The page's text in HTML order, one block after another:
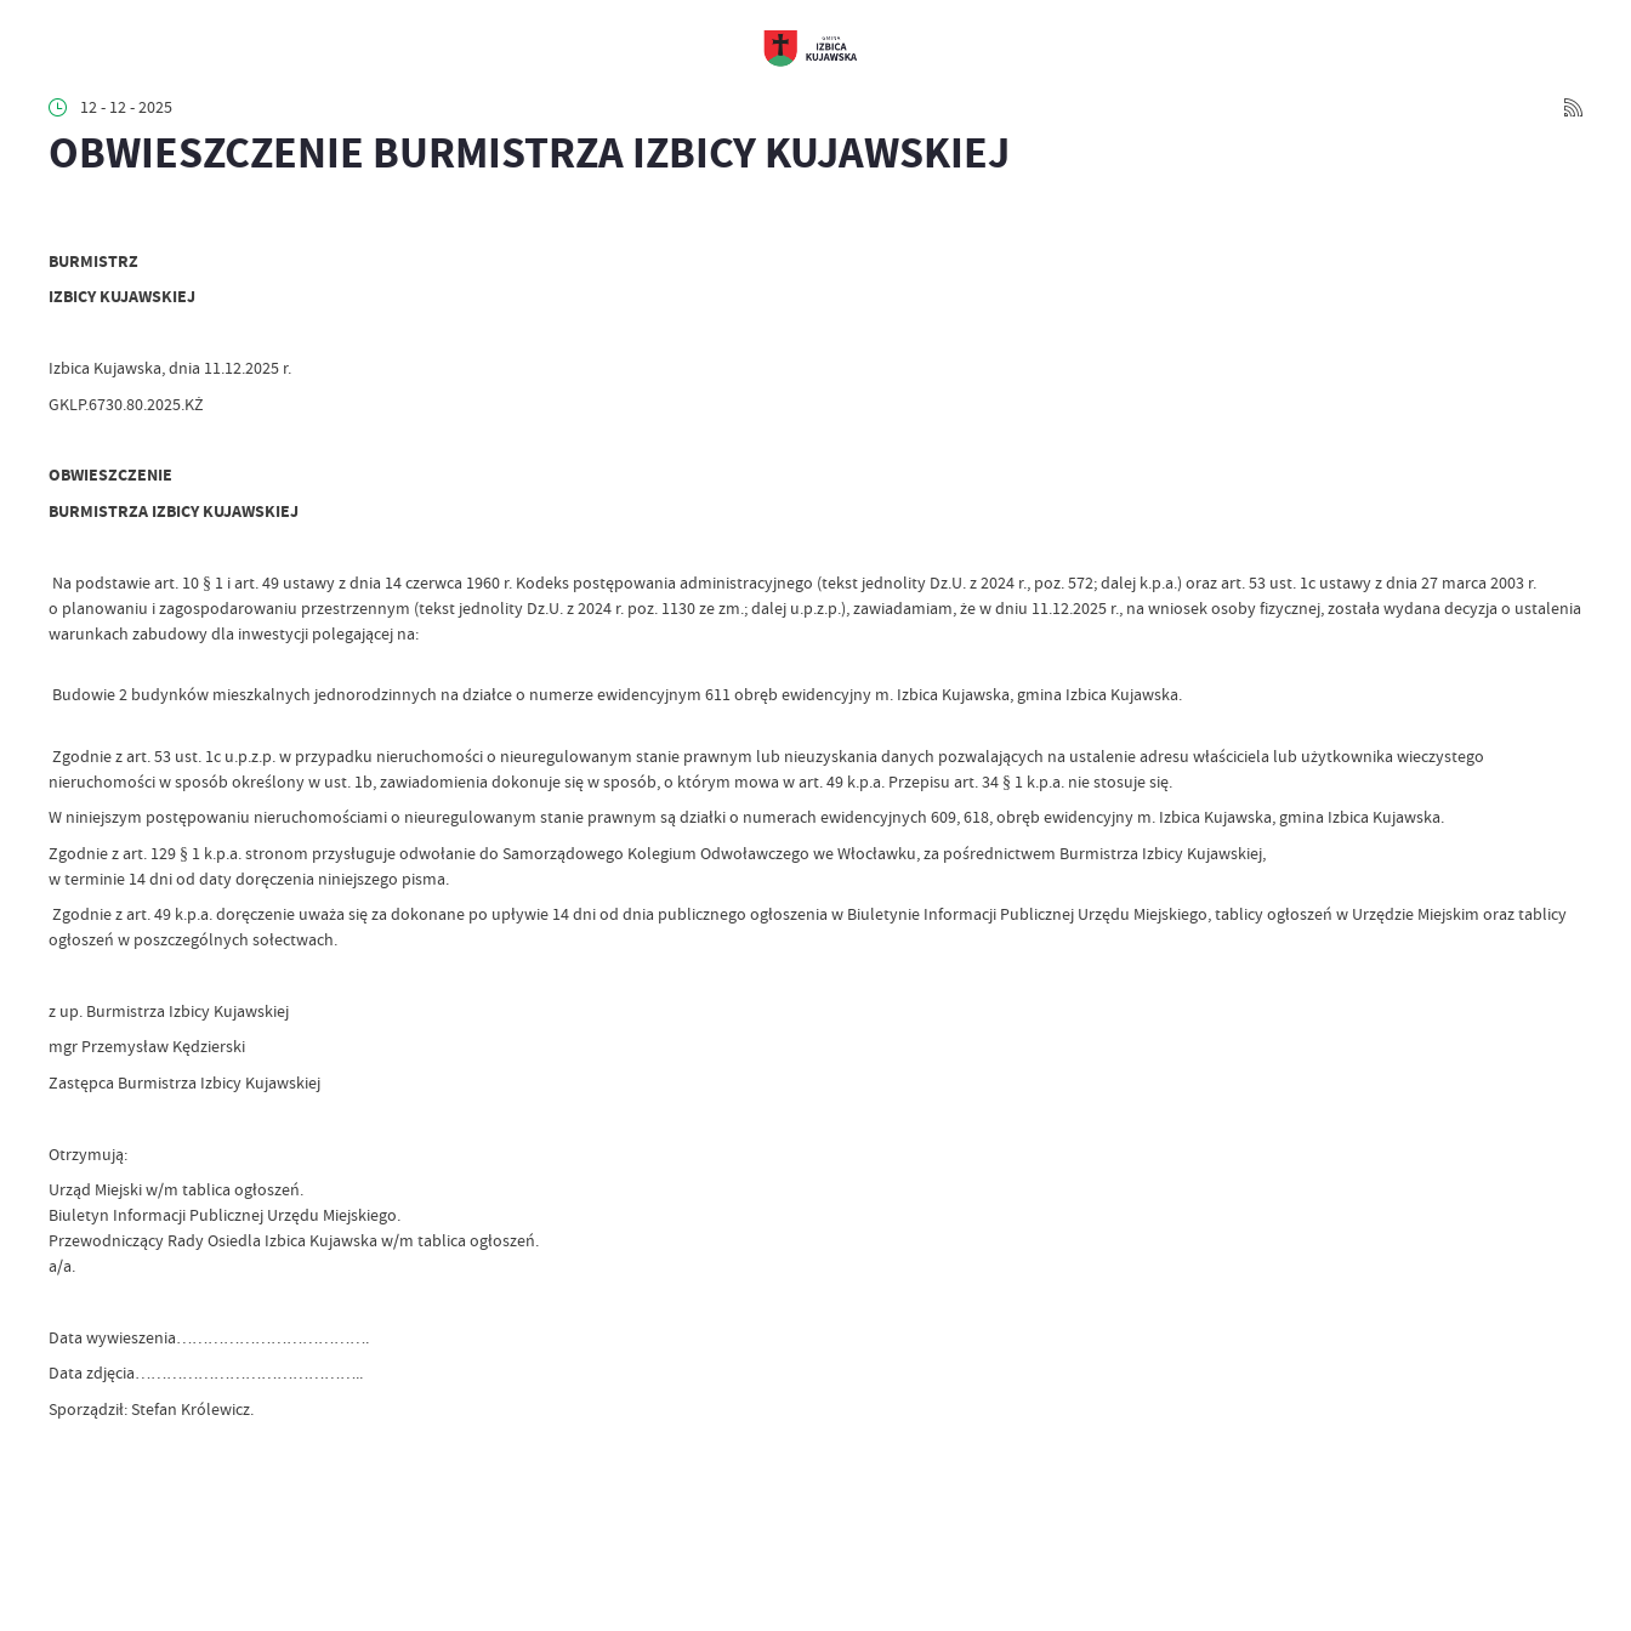
12 - 12 - 2025
OBWIESZCZENIE BURMISTRZA IZBICY KUJAWSKIEJ
BURMISTRZ
IZBICY KUJAWSKIEJ
Izbica Kujawska, dnia 11.12.2025 r.
GKLP.6730.80.2025.KŻ
OBWIESZCZENIE
BURMISTRZA IZBICY KUJAWSKIEJ
Na podstawie art. 10 § 1 i art. 49 ustawy z dnia 14 czerwca 1960 r. Kodeks postępowania administracyjnego (tekst jednolity Dz.U. z 2024 r., poz. 572; dalej k.p.a.) oraz art. 53 ust. 1c ustawy z dnia 27 marca 2003 r.
o planowaniu i zagospodarowaniu przestrzennym (tekst jednolity Dz.U. z 2024 r. poz. 1130 ze zm.; dalej u.p.z.p.), zawiadamiam, że w dniu 11.12.2025 r., na wniosek osoby fizycznej, została wydana decyzja o ustalenia
warunkach zabudowy dla inwestycji polegającej na:
Budowie 2 budynków mieszkalnych jednorodzinnych na działce o numerze ewidencyjnym 611 obręb ewidencyjny m. Izbica Kujawska, gmina Izbica Kujawska.
Zgodnie z art. 53 ust. 1c u.p.z.p. w przypadku nieruchomości o nieuregulowanym stanie prawnym lub nieuzyskania danych pozwalających na ustalenie adresu właściciela lub użytkownika wieczystego
nieruchomości w sposób określony w ust. 1b, zawiadomienia dokonuje się w sposób, o którym mowa w art. 49 k.p.a. Przepisu art. 34 § 1 k.p.a. nie stosuje się.
W niniejszym postępowaniu nieruchomościami o nieuregulowanym stanie prawnym są działki o numerach ewidencyjnych 609, 618, obręb ewidencyjny m. Izbica Kujawska, gmina Izbica Kujawska.
Zgodnie z art. 129 § 1 k.p.a. stronom przysługuje odwołanie do Samorządowego Kolegium Odwoławczego we Włocławku, za pośrednictwem Burmistrza Izbicy Kujawskiej,
w terminie 14 dni od daty doręczenia niniejszego pisma.
Zgodnie z art. 49 k.p.a. doręczenie uważa się za dokonane po upływie 14 dni od dnia publicznego ogłoszenia w Biuletynie Informacji Publicznej Urzędu Miejskiego, tablicy ogłoszeń w Urzędzie Miejskim oraz tablicy
ogłoszeń w poszczególnych sołectwach.
z up. Burmistrza Izbicy Kujawskiej
mgr Przemysław Kędzierski
Zastępca Burmistrza Izbicy Kujawskiej
Otrzymują:
Urząd Miejski w/m tablica ogłoszeń.
Biuletyn Informacji Publicznej Urzędu Miejskiego.
Przewodniczący Rady Osiedla Izbica Kujawska w/m tablica ogłoszeń.
a/a.
Data wywieszenia……………………………….
Data zdjęcia……………………………………..
Sporządził: Stefan Królewicz.